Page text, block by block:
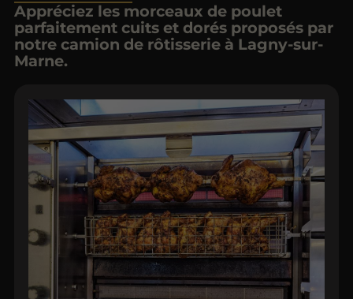
Appréciez les morceaux de poulet
parfaitement cuits et dorés proposés par
notre camion de rôtisserie à Lagny-sur-
Marne.